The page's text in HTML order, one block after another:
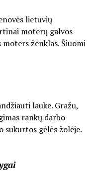
lietuvių
moterų galvos
ženklas. Šiuomi
lauke. Gražu,
rankų darbo
sukurtos gėlės žolėje.